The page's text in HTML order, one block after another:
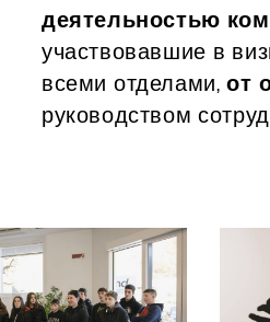
деятельностью
участвовавшие в
всеми отделами,от
руководством